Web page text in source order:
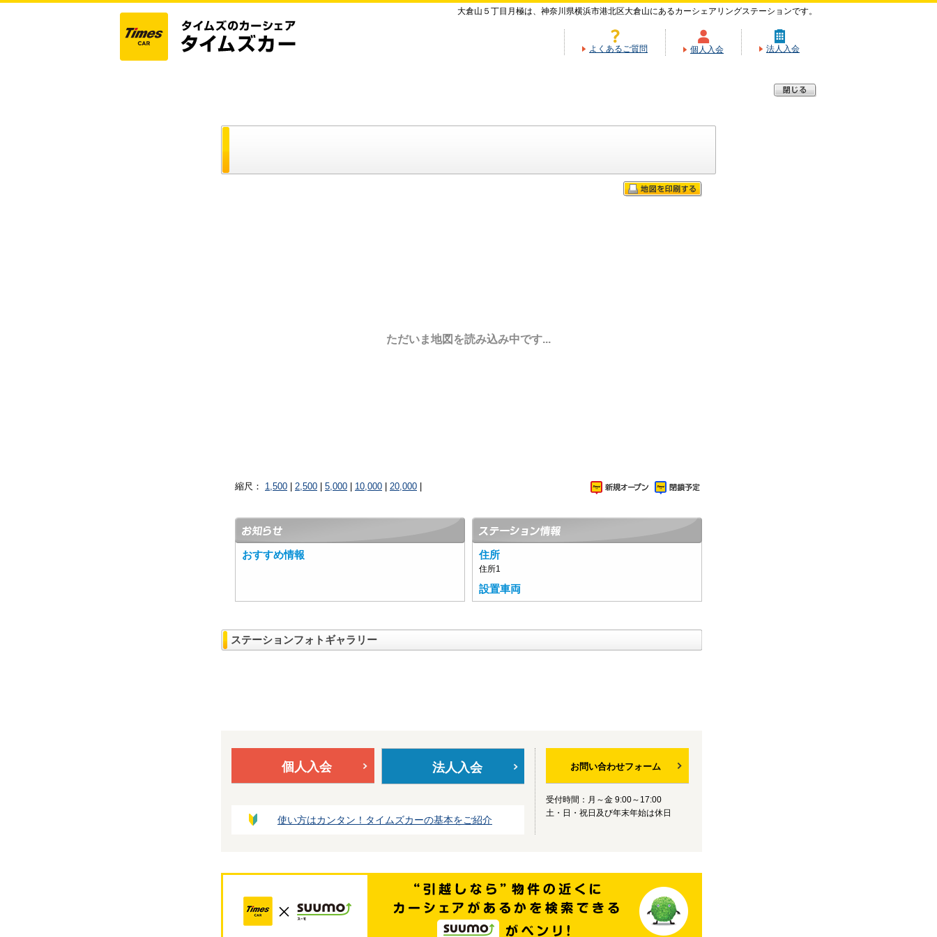
大倉山５丁目月極は、神奈川県横浜市港北区大倉山にあるカーシェアリングステーションです。
よくあるご質問 個人入会 法人入会
ただいま地図を読み込み中です...
縮尺： 1,500 2,500 5,000 10,000 20,000
おすすめ情報 住所
住所1
設置車両
ステーションフォトギャラリー
個人入会 法人入会
使い方はカンタン！タイムズカーの基本をご紹介
お問い合わせフォーム
受付時間：月～金 9:00～17:00
土・日・祝日及び年末年始は休日